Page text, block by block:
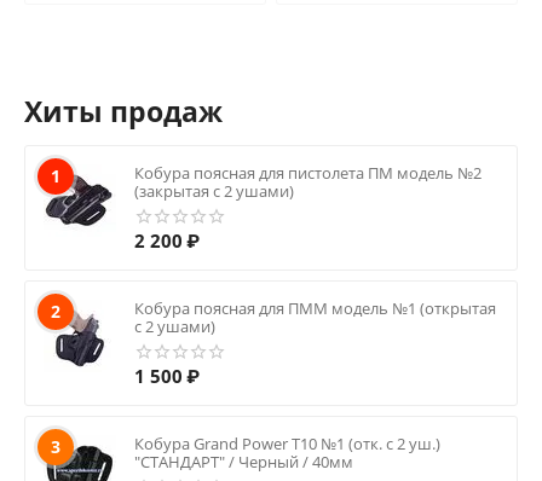
Хиты продаж
1
Кобура поясная для пистолета ПМ модель №2
(закрытая с 2 ушами)
2 200 ₽
2
Кобура поясная для ПММ модель №1 (открытая
с 2 ушами)
1 500 ₽
3
Кобура Grand Power T10 №1 (отк. с 2 уш.)
"СТАНДАРТ" / Черный / 40мм